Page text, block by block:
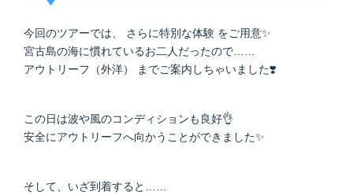
今回のツアーでは、 さらに特別な体験 をご用意✨
宮古島の海に慣れているお二人だったので……
アウトリーフ（外洋） までご案内しちゃいました❣️
この日は波や風のコンディションも良好👌
安全にアウトリーフへ向かうことができました✨
そして、いざ到着すると……